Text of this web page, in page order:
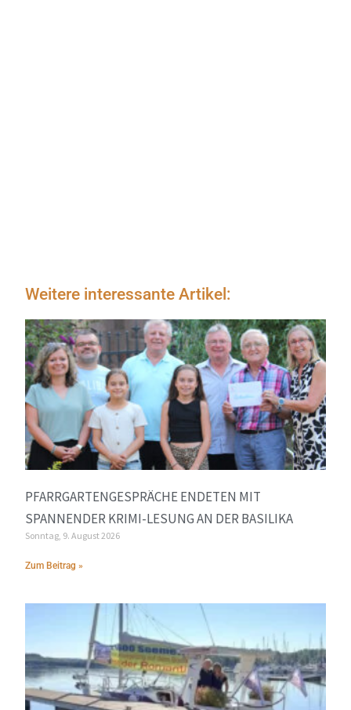
Weitere interessante Artikel:
PFARRGARTENGESPRÄCHE ENDETEN MIT
SPANNENDER KRIMI-LESUNG AN DER BASILIKA
Sonntag, 9. August 2026
Zum Beitrag »